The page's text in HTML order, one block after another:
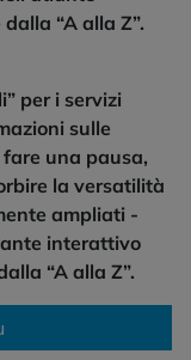
“A alla Z”.
per i servizi
sulle
una pausa,
la versatilità
ampliati -
interattivo
“A alla Z”.